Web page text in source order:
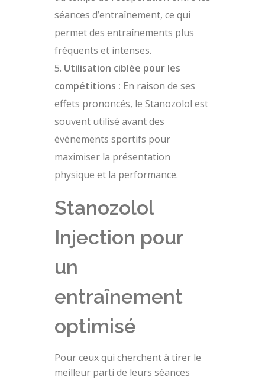
séances d’entraînement, ce qui
permet des entraînements plus
fréquents et intenses.
Utilisation ciblée pour les
compétitions : En raison de ses
effets prononcés, le Stanozolol est
souvent utilisé avant des
événements sportifs pour
maximiser la présentation
physique et la performance.
Stanozolol
Injection pour
un
entraînement
optimisé
Pour ceux qui cherchent à tirer le
meilleur parti de leurs séances